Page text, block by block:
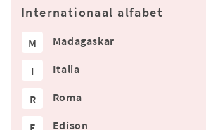
Internationaal alfabet
M Madagaskar
I Italia
R Roma
Edison